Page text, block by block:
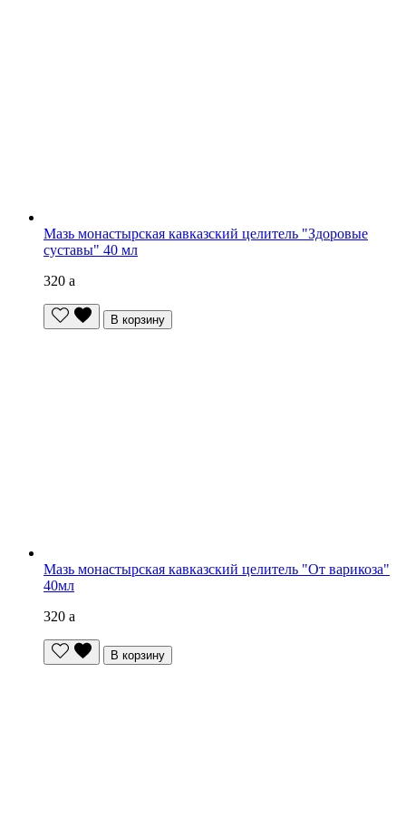
Мазь монастырская кавказский целитель "Здоровые
суставы" 40 мл
320 a
В корзину
Мазь монастырская кавказский целитель "От варикоза"
40мл
320 a
В корзину